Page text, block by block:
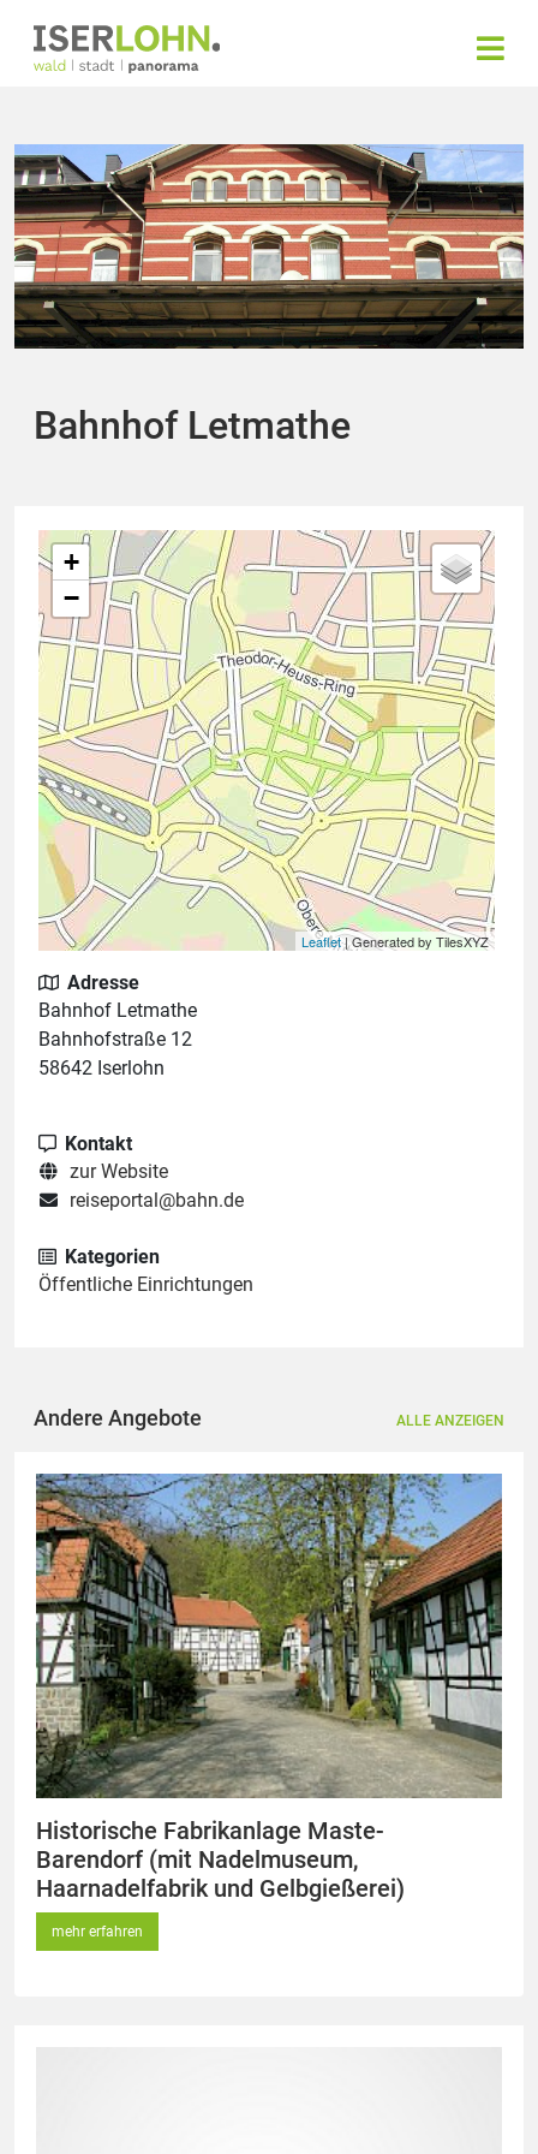
Bahnhof Letmathe
+
−
Leaflet| Generated by TilesXYZ
Adresse
Bahnhof Letmathe
Bahnhofstraße 12
58642 Iserlohn
Kontakt
zur Website
reiseportal@bahn.de
Kategorien
Öffentliche Einrichtungen
Andere Angebote ALLE ANZEIGEN
Historische Fabrikanlage Maste-
Barendorf (mit Nadelmuseum,
Haarnadelfabrik und Gelbgießerei)
mehr erfahren